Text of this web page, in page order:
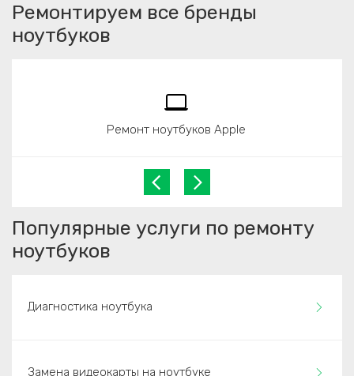
Ремонтируем все бренды
ноутбуков
Ремонт ноутбуков Apple
Популярные услуги по ремонту
ноутбуков
Диагностика ноутбука
Замена видеокарты на ноутбуке